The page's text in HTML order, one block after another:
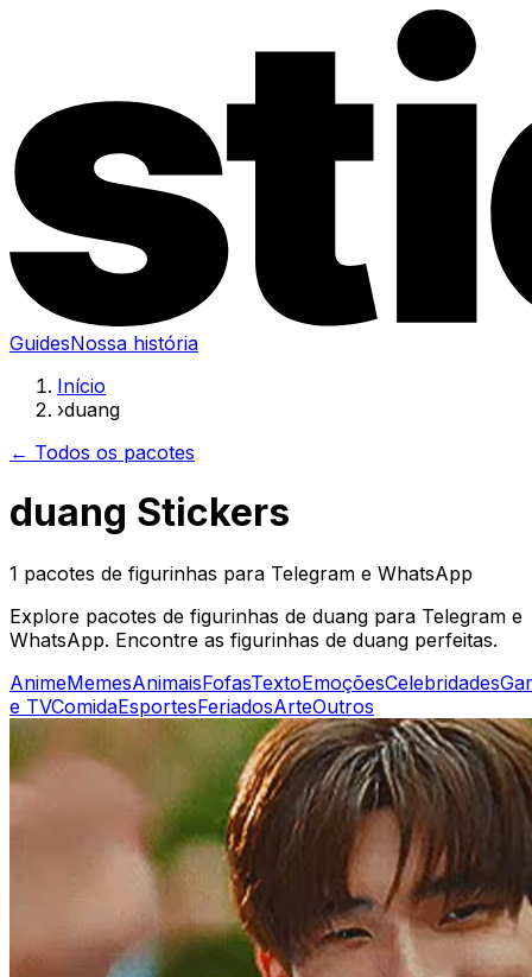
GuidesNossa história
Início
›duang
← Todos os pacotes
duang Stickers
1 pacotes de figurinhas para Telegram e WhatsApp
Explore pacotes de figurinhas de duang para Telegram e
WhatsApp. Encontre as figurinhas de duang perfeitas.
AnimeMemesAnimaisFofasTextoEmoçõesCelebridades
e TVComidaEsportesFeriadosArteOutros